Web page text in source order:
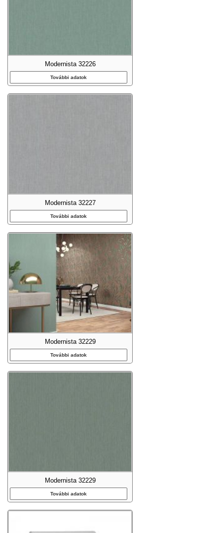
Modernista 32226
További adatok
Modernista 32227
További adatok
Modernista 32229
További adatok
Modernista 32229
További adatok